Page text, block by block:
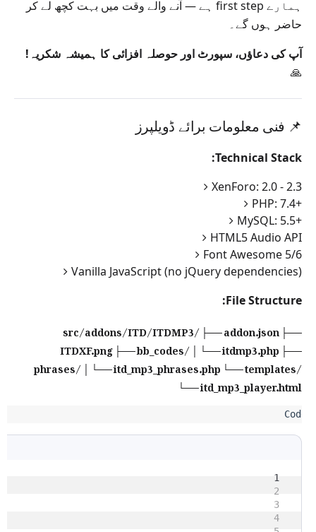
ہمارے first step ہے — آنے والے وقت میں بہت کچھ لے کر
حاضر ہوں گے۔
آپ کی دعاؤں، سپورٹ اور حوصلہ افزائی کا ہمیشہ شکریہ!
🙏
📌 فنی معلومات برائے ڈویلپرز
Technical Stack:
XenForo: 2.0 - 2.3
PHP: 7.4+
MySQL: 5.5+
HTML5 Audio API
Font Awesome 5/6
Vanilla JavaScript (no jQuery dependencies)
File Structure:
src/addons/ITD/ITDMP3/ ├── addon.json ├──
ITDXF.png ├── bb_codes/ │ └── itdmp3.php ├──
phrases/ │ └── itd_mp3_phrases.php └── templates/
└── itd_mp3_player.html
1
2
3
4